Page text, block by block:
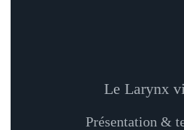
Le Larynx
Présentation &